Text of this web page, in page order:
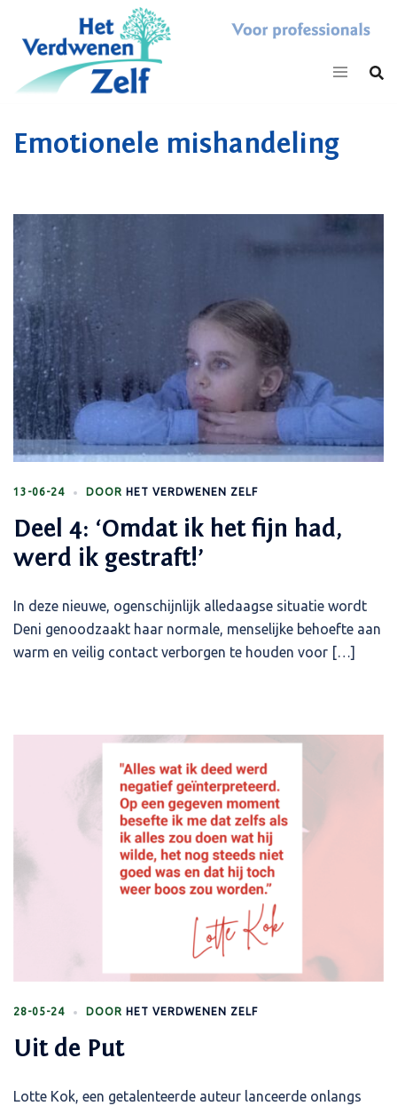
content
Emotionele mishandeling
13-06-24 DOOR HET VERDWENEN ZELF
Deel 4: ‘Omdat ik het fijn had,
werd ik gestraft!’
In deze nieuwe, ogenschijnlijk alledaagse situatie wordt
Deni genoodzaakt haar normale, menselijke behoefte aan
warm en veilig contact verborgen te houden voor […]
28-05-24 DOOR HET VERDWENEN ZELF
Uit de Put
Lotte Kok, een getalenteerde auteur lanceerde onlangs